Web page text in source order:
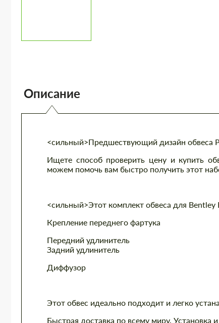
Описание
<сильный>Предшествующий дизайн обвеса
Ищете способ проверить цену и купить
можем помочь вам быстро получить этот
<сильный>Этот комплект обвеса для Bentley
Крепление переднего фартука
Передний удлинитель
Задний удлинитель
Диффузор
Этот обвес идеально подходит и легко
Быстрая доставка по всему миру. Установка